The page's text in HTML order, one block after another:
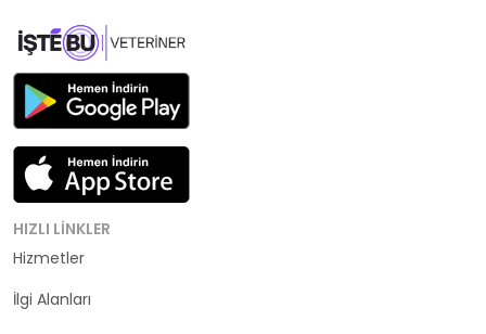
HIZLI LINKLER
Hizmetler
İlgi Alanları